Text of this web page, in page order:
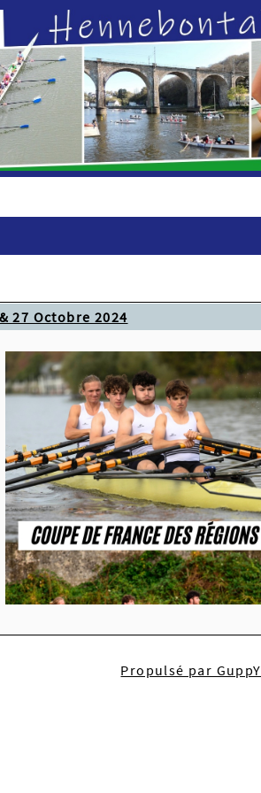
27 Octobre 2024
Propulsé par GuppY